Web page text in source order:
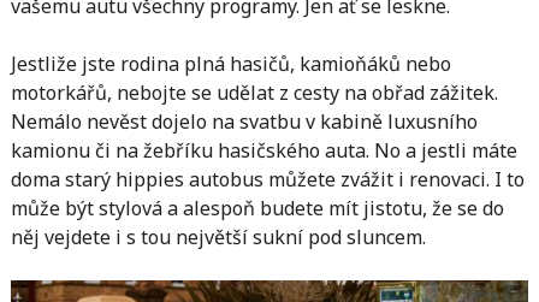
vašemu autu všechny programy. Jen ať se leskne.
Jestliže jste rodina plná hasičů, kamioňáků nebo
motorkářů, nebojte se udělat z cesty na obřad zážitek.
Nemálo nevěst dojelo na svatbu v kabině luxusního
kamionu či na žebříku hasičského auta. No a jestli máte
doma starý hippies autobus můžete zvážit i renovaci. I to
může být stylová a alespoň budete mít jistotu, že se do
něj vejdete i s tou největší sukní pod sluncem.